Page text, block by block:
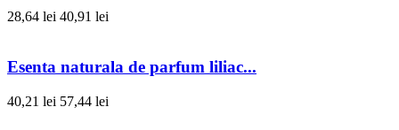
28,64 lei 40,91 lei
Esenta naturala de parfum liliac...
40,21 lei 57,44 lei